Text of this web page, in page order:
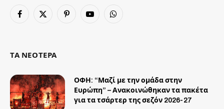
Facebook
X
PinterestYouTubeWhatsApp
ΤΑ ΝΕΟΤΕΡΑ
ΟΦΗ: “Μαζί με την ομάδα στην
Ευρώπη” – Ανακοινώθηκαν τα πακέτα
για τα τσάρτερ της σεζόν 2026-27